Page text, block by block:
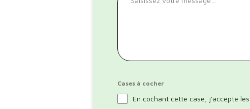
Cases à cocher
En cochant cette case, j'accepte